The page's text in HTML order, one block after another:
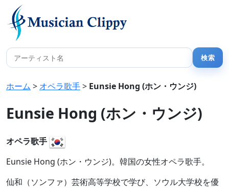
ホーム > オペラ歌手> Eunsie Hong (ホン・ウンジ)
Eunsie Hong (ホン・ウンジ)
オペラ歌手
Eunsie Hong (ホン・ウンジ)。韓国の女性オペラ歌手。
仙和（ソンファ）芸術高等学校で学び、ソウル大学校を優